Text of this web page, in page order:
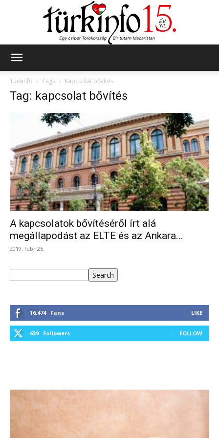
Türkinfo
Tags Kapcsolat bővítés
Tag: kapcsolat bővítés
A kapcsolatok bővítéséről írt alá
megállapodást az ELTE és az Ankara...
2019. febr 25.
Search
16,474 Fans LIKE
639 Followers FOLLOW